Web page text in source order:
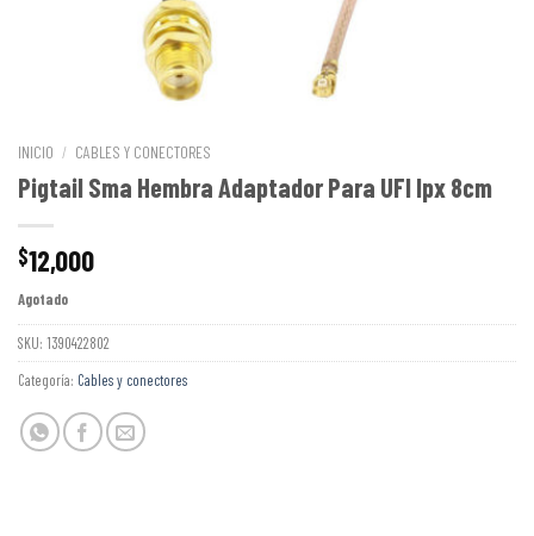
INICIO / CABLES Y CONECTORES
Pigtail Sma Hembra Adaptador Para UFl Ipx 8cm
$12,000
Agotado
SKU: 1390422802
Categoría: Cables y conectores